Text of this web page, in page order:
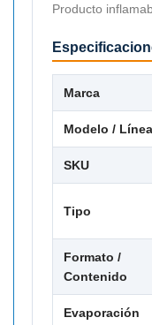
Producto
Marca
Modelo / Línea
SKU
Tipo
Formato /
Contenido
Evaporación